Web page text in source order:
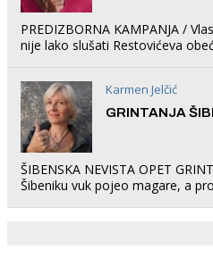
PREDIZBORNA KAMPANJA /
nije lako slušati Restovićeva
Karmen Jelčić
GRINTANJA
ŠIBENSKA NEVISTA OPET
Šibeniku vuk pojeo magare, a